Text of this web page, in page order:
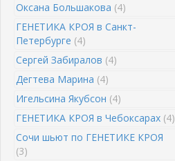
Оксана Большакова (4)
ГЕНЕТИКА КРОЯ в Санкт-
Петербурге (4)
Сергей Забиралов (4)
Дегтева Марина (4)
Игельсина Якубсон (4)
ГЕНЕТИКА КРОЯ в Чебоксарах (4)
Сочи шьют по ГЕНЕТИКЕ КРОЯ
(3)